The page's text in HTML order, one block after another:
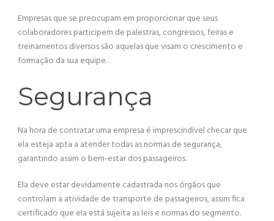
Empresas que se preocupam em proporcionar que seus
colaboradores participem de palestras, congressos, feiras e
treinamentos diversos são aquelas que visam o crescimento e
formação da sua equipe.
Segurança
Na hora de contratar uma empresa é imprescindível checar que
ela esteja apta a atender todas as normas de segurança,
garantindo assim o bem-estar dos passageiros.
Ela deve estar devidamente cadastrada nos órgãos que
controlam a atividade de transporte de passageiros, assim fica
certificado que ela está sujeita as leis e normas do segmento.